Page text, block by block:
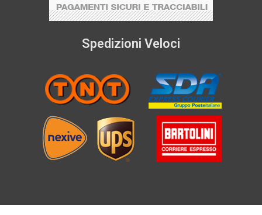
Spedizioni Veloci